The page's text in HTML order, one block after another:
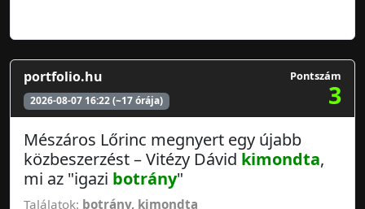
portfolio.hu
2026-08-07 16:22 (~17 órája)
Pontszám
3
Mészáros Lőrinc megnyert egy újabb
közbeszerzést – Vitézy Dávid kimondta,
mi az "igazi botrány"
Találatok: botrány, kimondta